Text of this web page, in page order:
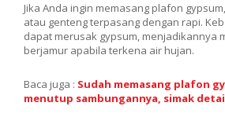
Jika Anda ingin memasang plafon
atau genteng terpasang dengan rapi.
dapat merusak gypsum, menjadikannya
berjamur apabila terkena air hujan.
Baca juga : Sudah memasang plafon
menutup sambungannya, simak